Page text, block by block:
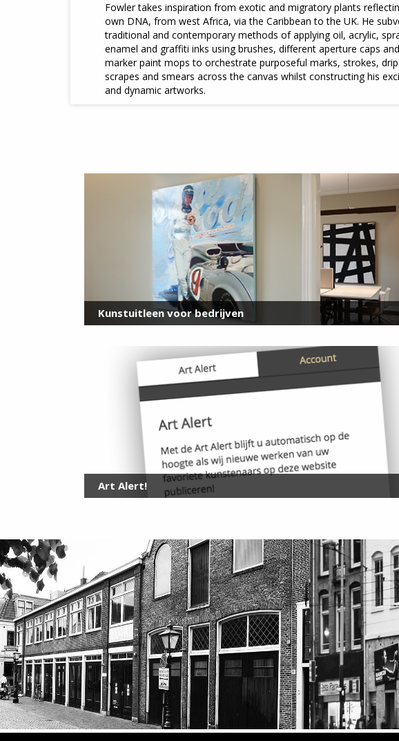
Fowler takes inspiration from exotic and migratory plants
own DNA, from west Africa, via the Caribbean to the UK. He
traditional and contemporary methods of applying oil, acrylic,
enamel and graffiti inks using brushes, different aperture caps and
marker paint mops to orchestrate purposeful marks, strokes,
scrapes and smears across the canvas whilst constructing his
and dynamic artworks.
Kunstuitleen voor bedrijven
Art Alert!
E-